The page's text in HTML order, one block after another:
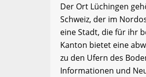
Der Ort Lüchingen
Schweiz, der im
eine Stadt, die für ihr
Kanton bietet eine
zu den Ufern des
Informationen und